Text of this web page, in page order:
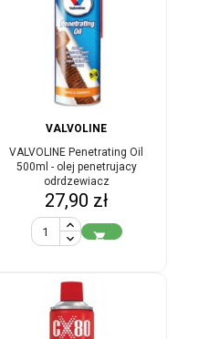
VALVOLINE
VALVOLINE Penetrating Oil
500ml - olej penetrujacy
odrdzewiacz
Cena
27,90 zł
